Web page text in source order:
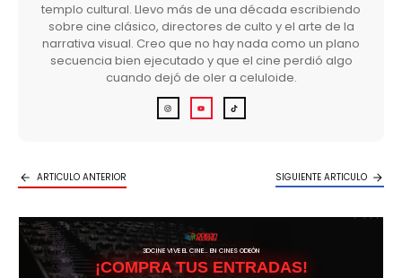
templo cultural. Llevo más de una década escribiendo
sobre cine clásico, directores de culto y el arte de la
narrativa visual. Creo que no hay nada como un plano
secuencia bien ejecutado y que el cine perdió algo
cuando dejó de oler a celuloide.
ARTICULO ANTERIOR SIGUIENTE ARTICULO
3DCINE VIVE EL CINE… EN CINES ODEÓN
¡COMPRA TUS ENTRADAS!